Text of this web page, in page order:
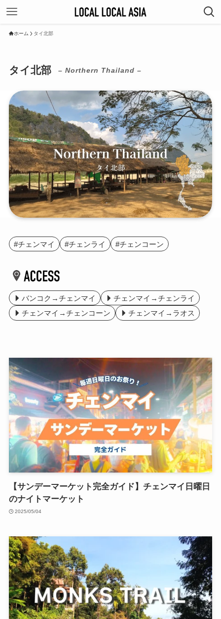
ホーム タイ北部
タイ北部 – Northern Thailand –
#チェンマイ #チェンライ #チェンコーン
バンコク→チェンマイ
チェンマイ→チェンライ
チェンマイ→チェンコーン
チェンマイ→ラオス
【サンデーマーケット完全ガイド】チェンマイ日曜日
のナイトマーケット
2025/05/04